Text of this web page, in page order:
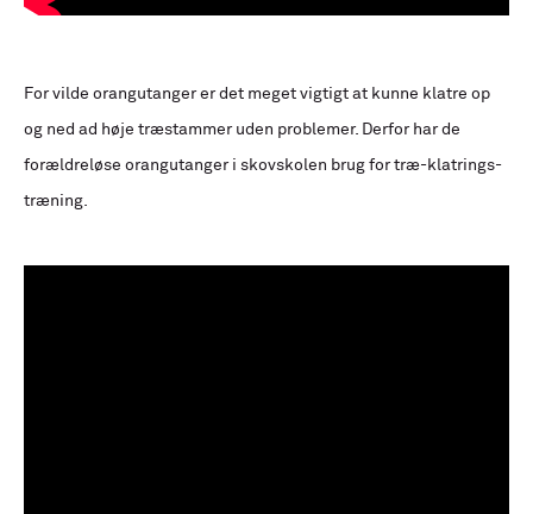
For vilde orangutanger er det meget vigtigt at kunne klatre op
og ned ad høje træstammer uden problemer. Derfor har de
forældreløse orangutanger i skovskolen brug for træ-klatrings-
træning.